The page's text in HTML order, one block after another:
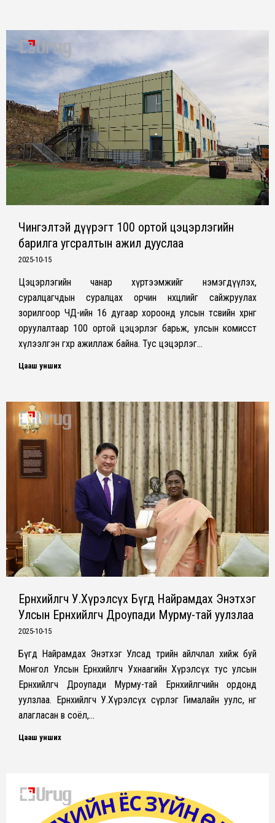
Чингэлтэй дүүрэгт 100 ортой цэцэрлэгийн
барилга угсралтын ажил дууслаа
2025-10-15
Цэцэрлэгийн чанар хүртээмжийг нэмэгдүүлэх,
суралцагчдын суралцах орчин нөхцөлийг сайжруулах
зорилгоор ЧД-ийн 16 дугаар хороонд улсын төсвийн хөрөнгө
оруулалтаар 100 ортой цэцэрлэг барьж, улсын комисст
хүлээлгэн өгөхөөр ажиллаж байна. Тус цэцэрлэг…
Цааш унших
Ерөнхийлөгч У.Хүрэлсүх Бүгд Найрамдах Энэтхэг
Улсын Ерөнхийлөгч Дроупади Мурму-тай уулзлаа
2025-10-15
Бүгд Найрамдах Энэтхэг Улсад төрийн айлчлал хийж буй
Монгол Улсын Ерөнхийлөгч Ухнаагийн Хүрэлсүх тус улсын
Ерөнхийлөгч Дроупади Мурму-тай Ерөнхийлөгчийн ордонд
уулзлаа. Ерөнхийлөгч У.Хүрэлсүх сүрлэг Гималайн уулс, өнгө
алагласан өв соёл,…
Цааш унших